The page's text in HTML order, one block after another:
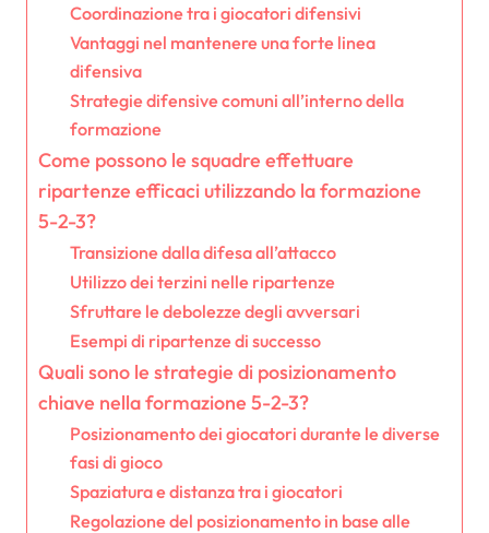
Coordinazione tra i giocatori difensivi
Vantaggi nel mantenere una forte linea
difensiva
Strategie difensive comuni all’interno della
formazione
Come possono le squadre effettuare
ripartenze efficaci utilizzando la formazione
5-2-3?
Transizione dalla difesa all’attacco
Utilizzo dei terzini nelle ripartenze
Sfruttare le debolezze degli avversari
Esempi di ripartenze di successo
Quali sono le strategie di posizionamento
chiave nella formazione 5-2-3?
Posizionamento dei giocatori durante le diverse
fasi di gioco
Spaziatura e distanza tra i giocatori
Regolazione del posizionamento in base alle